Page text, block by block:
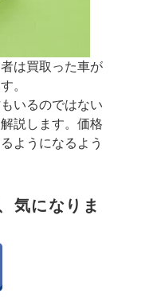
は買取った車が
。
いるのではない
説します。価格
ようになるよう
気になりま